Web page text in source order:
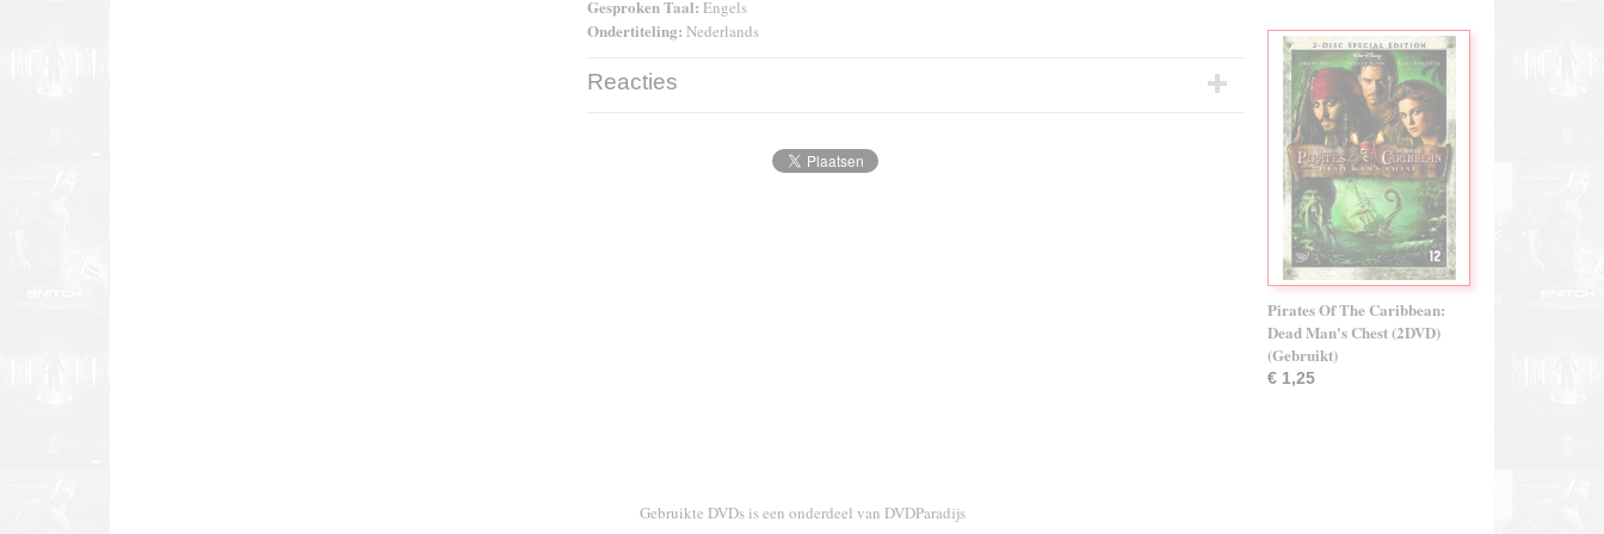
Gesproken Taal: Engels
Ondertiteling: Nederlands
Reacties
Pirates Of The Caribbean:
Dead Man's Chest (2DVD)
(Gebruikt)
€ 1,25
Gebruikte DVDs is een onderdeel van DVDParadijs